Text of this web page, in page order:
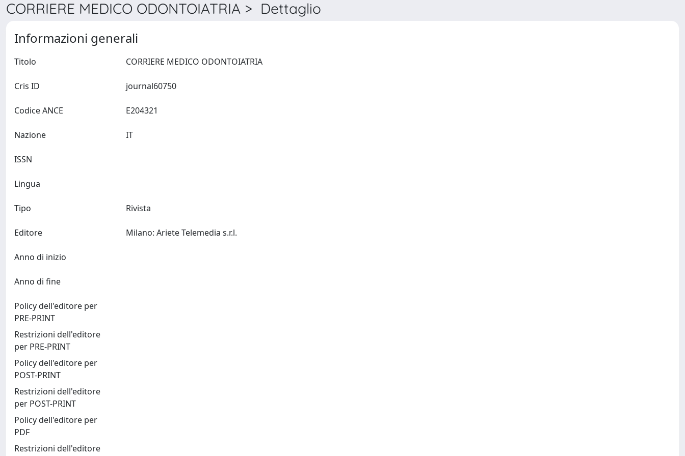
CORRIERE MEDICO ODONTOIATRIA > Dettaglio
Informazioni generali
Titolo
Cris ID
Codice ANCE
Nazione
ISSN
Lingua
Tipo Rivista
Editore
Anno di inizio
Anno di fine
Policy dell'editore per
PRE-PRINT
Restrizioni dell'editore
per PRE-PRINT
Policy dell'editore per
POST-PRINT
Restrizioni dell'editore
per POST-PRINT
Policy dell'editore per
PDF
Restrizioni dell'editore